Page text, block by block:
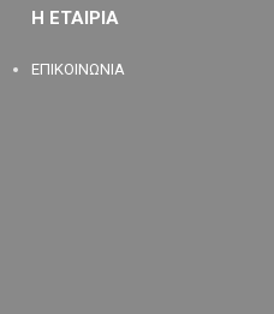
Η ΕΤΑΙΡΙΑ
ΕΠΙΚΟΙΝΩΝΙΑ